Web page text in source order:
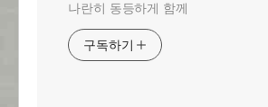
나란히 동등하게 함께
구독하기